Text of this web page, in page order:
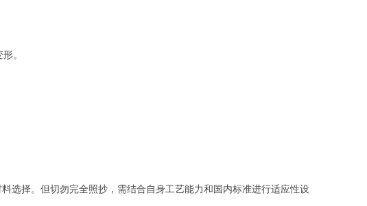
。
选择。但切勿完全照抄，需结合自身工艺能力和国内标准进行适应性设